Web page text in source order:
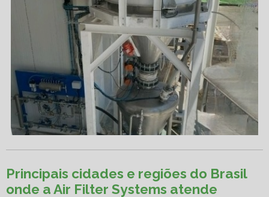
Principais cidades e regiões do Brasil
onde a Air Filter Systems atende